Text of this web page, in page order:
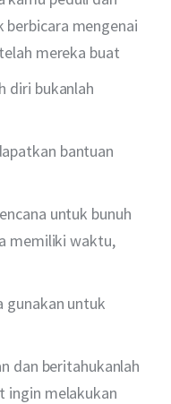
mengenai
mereka buat
diri bukanlah
bantuan
untuk bunuh
memiliki waktu,
gunakan untuk
dan beritahukanlah
ingin melakukan